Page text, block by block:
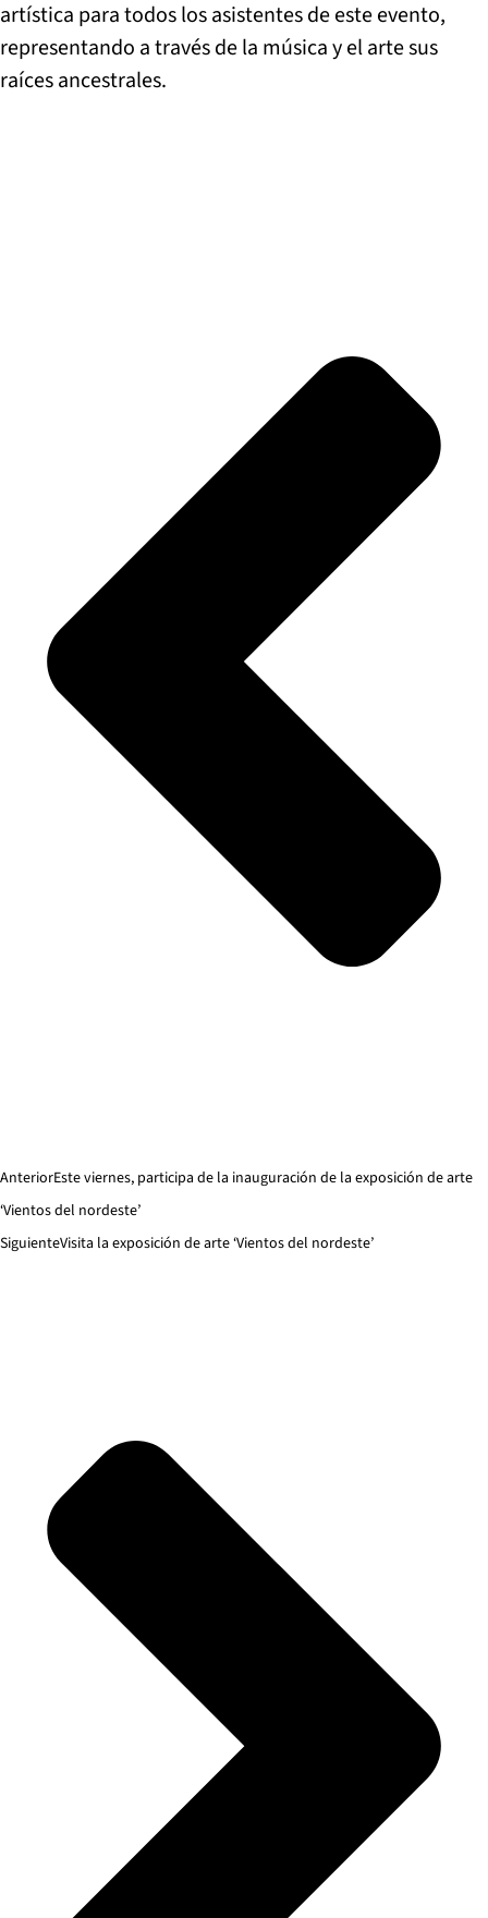
artística para todos los asistentes de este evento,
representando a través de la música y el arte sus
raíces ancestrales.
AnteriorEste viernes, participa de la inauguración de la exposición de arte
‘Vientos del nordeste’
SiguienteVisita la exposición de arte ‘Vientos del nordeste’